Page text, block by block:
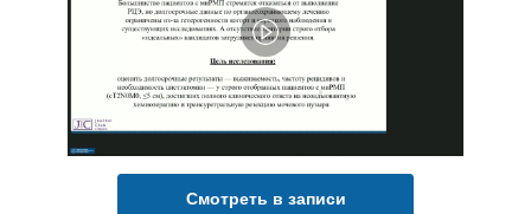
Смотреть в записи